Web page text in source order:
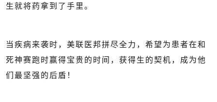
生就将药拿到了手里。
当疾病来袭时，美联医邦拼尽全力，希望为患者在和
死神赛跑时赢得宝贵的时间，获得生的契机，成为他
们最坚强的后盾！